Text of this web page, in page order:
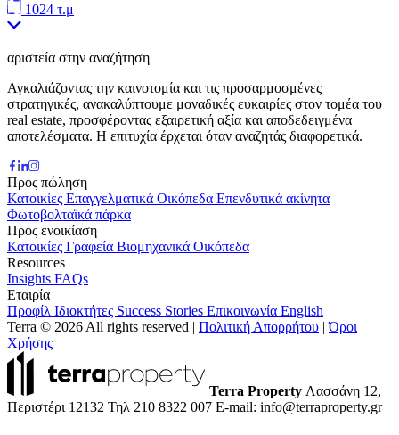
1024 τ.μ
αριστεία στην αναζήτηση
Αγκαλιάζοντας την καινοτομία και τις προσαρμοσμένες
στρατηγικές, ανακαλύπτουμε μοναδικές ευκαιρίες στον τομέα του
real estate, προσφέροντας εξαιρετική αξία και αποδεδειγμένα
αποτελέσματα. Η επιτυχία έρχεται όταν αναζητάς διαφορετικά.
Προς πώληση
Κατοικίες Επαγγελματικά Οικόπεδα Επενδυτικά ακίνητα
Φωτοβολταϊκά πάρκα
Προς ενοικίαση
Κατοικίες Γραφεία Βιομηχανικά Οικόπεδα
Resources
Insights FAQs
Εταιρία
Προφίλ Ιδιοκτήτες Success Stories Επικοινωνία English
Terra © 2026 All rights reserved | Πολιτική Απορρήτου |Όροι
Χρήσης
Terra Property Λασσάνη 12,
Περιστέρι 12132 Τηλ 210 8322 007 E-mail: info@terraproperty.gr